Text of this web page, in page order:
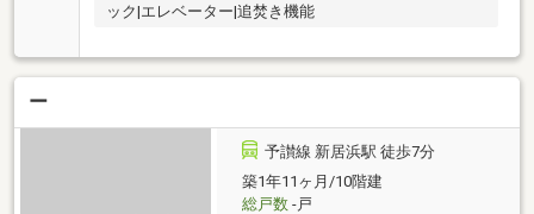
ック|エレベーター|追焚き機能
ー
予讃線 新居浜駅 徒歩7分
築1年11ヶ月/10階建
総戸数-戸